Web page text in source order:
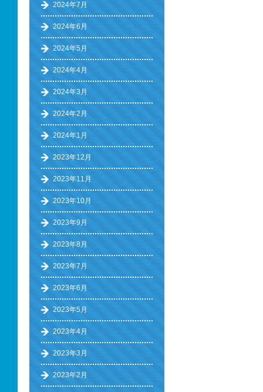
2024年7月
2024年6月
2024年5月
2024年4月
2024年3月
2024年2月
2024年1月
2023年12月
2023年11月
2023年10月
2023年9月
2023年8月
2023年7月
2023年6月
2023年5月
2023年4月
2023年3月
2023年2月